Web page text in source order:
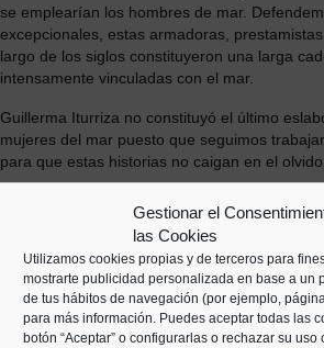
Gestionar el
las Cookies
Utilizamos cookies propias y de terceros para
mostrarte publicidad personalizada en base a un
de tus hábitos de navegación (por ejemplo,
para más información. Puedes aceptar todas las
botón “Aceptar” o configurarlas o rechazar su uso
se emplearían los hombres de mar.
excepcionales, estas armadoras,
largo de los siglos constituyeron una larga
intensamente vinculadas con el mar.
Guillerma Iturriza no constituyó el último
mujeres del mar puesto que seguimos
para que estas historias no caigan en el olvido.
DESCARGAR PDF
Mujeres del mar